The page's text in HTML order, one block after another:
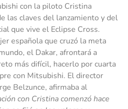
con la piloto Cristina
las claves del lanzamiento y del
que vive el Eclipse Cross.
española que cruzó la meta
el Dakar, afrontará a
más difícil, hacerlo por cuarta
con Mitsubishi. El director
Belzunce, afirmaba al
con Cristina comenzó hace